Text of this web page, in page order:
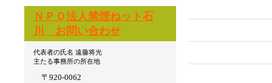
ＮＰＯ法人禁煙ねット石
川 お問い合わせ
代表者の氏名 遠藤将光
主たる事務所の所在地
〒920-0062